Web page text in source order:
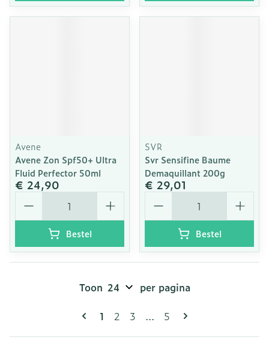
Avene
Avene Zon Spf50+ Ultra
Fluid Perfector 50ml
€ 24,90
Aantal
Bestel
SVR
Svr Sensifine Baume
Demaquillant 200g
€ 29,01
Aantal
Bestel
Pagina's
U lees momenteel pagina
1 Pagina
2 Pagina
3 ... Pagina
5
Toon per pagina